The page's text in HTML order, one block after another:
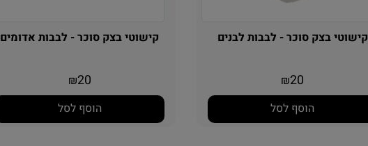
קישוטי בצק סוכר - לבבות לבנים
₪20
הוסף לסל
קישוטי בצק סוכר - לבבות אדומים
₪20
הוסף לסל